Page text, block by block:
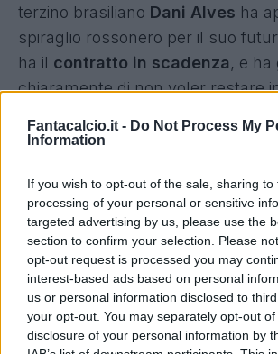
Fantacalcio.it - Do Not Process My
Information
If you wish to opt-out of the sale, sharing
processing of your personal or sensitive
targeted advertising by us, please use the
section to confirm your selection. Please
opt-out request is processed you may
interest-based ads based on personal
us or personal information disclosed to
your opt-out. You may separately opt-out
disclosure of your personal information by
terzino brasiliano Dani Alves ha
spiraglio rossonero per il suo
ha il contratto in scadenza, e ha
chiaramente di non voler restare
La richiesta d'ingaggio del
netti.
Queste lesue dichiarazioni: “Ho
dall’Italia, è possibile che vada lì.
piacere andare alMilan. Sto
proposte“.
Intanto ieri seramr. Beeha
in cui si riportavano le parole del